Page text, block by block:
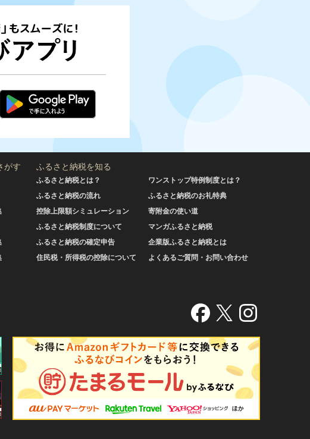
がす ふるさと納税を知る
ふるさと納税とは？
ふるさと納税の流れ
控除上限額シミュレーション
ふるさと納税制度について
ふるさと納税の確定申告
住民税・所得税の控除について
ワンストップ特例制度とは？
ふるさと納税のお礼特典
寄附金の使い道
マンガふるさと納税
企業版ふるさと納税とは
よくあるご質問・お問い合わせ